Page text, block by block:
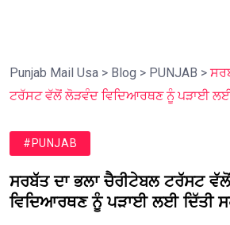
Punjab Mail Usa > Blog > PUNJAB >
ਟਰੱਸਟ ਵੱਲੋਂ ਲੋੜਵੰਦ ਵਿਦਿਆਰਥਣ ਨੂੰ ਪੜਾਈ ਲਈ
#PUNJAB
ਸਰਬੱਤ ਦਾ ਭਲਾ ਚੈਰੀਟੇਬਲ ਟਰੱਸਟ
ਵਿਦਿਆਰਥਣ ਨੂੰ ਪੜਾਈ ਲਈ ਦਿੱਤੀ